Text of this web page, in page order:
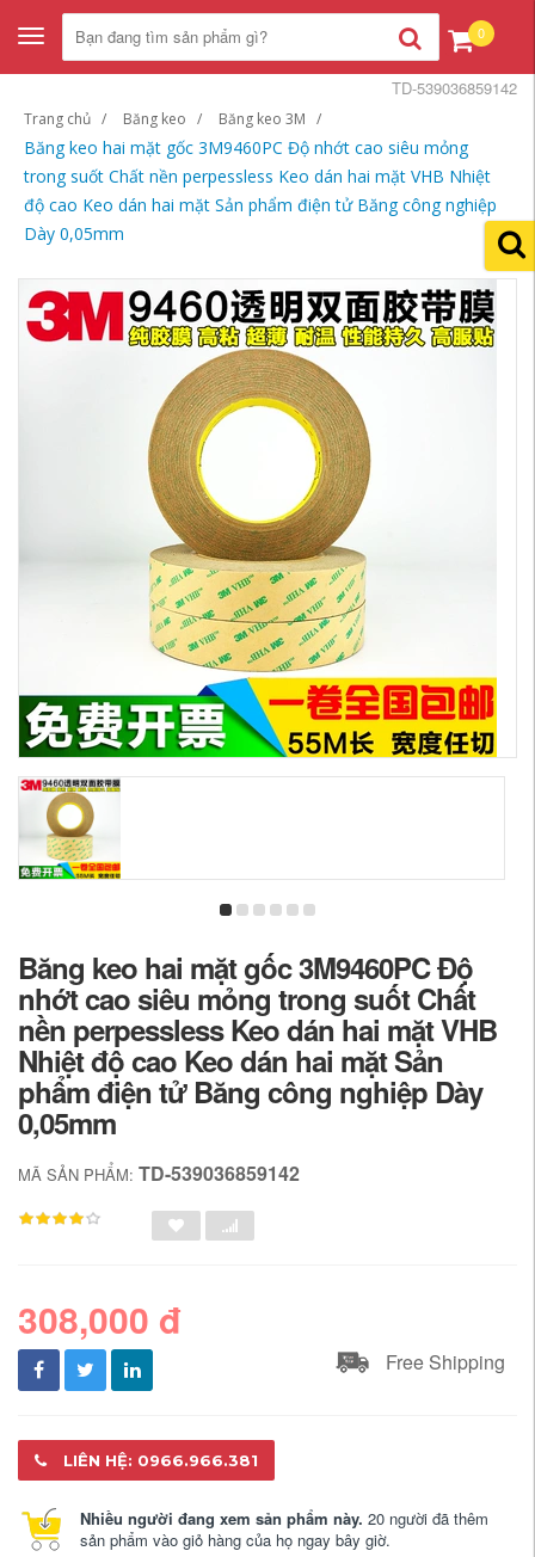
Toggle
navigation
0
Trang chủ Băng keo Băng keo 3M
Băng keo hai mặt gốc 3M9460PC Độ nhớt cao siêu mỏng
trong suốt Chất nền perpessless Keo dán hai mặt VHB Nhiệt
độ cao Keo dán hai mặt Sản phẩm điện tử Băng công nghiệp
Dày 0,05mm
TD-539036859142
Băng keo hai mặt gốc 3M9460PC Độ
nhớt cao siêu mỏng trong suốt Chất
nền perpessless Keo dán hai mặt VHB
Nhiệt độ cao Keo dán hai mặt Sản
phẩm điện tử Băng công nghiệp Dày
0,05mm
MÃ SẢN PHẨM: TD-539036859142
308,000 đ
Free Shipping
LIÊN HỆ: 0966.966.381
Nhiều người đang xem sản phẩm này. 20 người đã thêm
sản phẩm vào giỏ hàng của họ ngay bây giờ.